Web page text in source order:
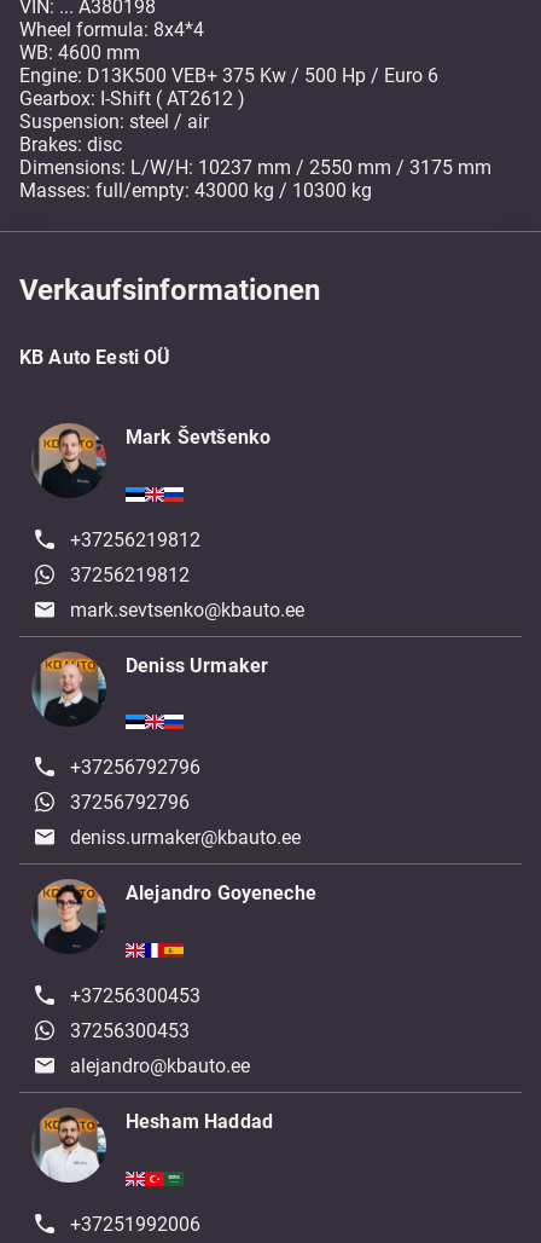
VIN: ... A380198
Wheel formula: 8x4*4
WB: 4600 mm
Engine: D13K500 VEB+ 375 Kw / 500 Hp / Euro 6
Gearbox: I-Shift ( AT2612 )
Suspension: steel / air
Brakes: disc
Dimensions: L/W/H: 10237 mm / 2550 mm / 3175 mm
Masses: full/empty: 43000 kg / 10300 kg
Verkaufsinformationen
KB Auto Eesti OÜ
Mark Ševtšenko
+37256219812
37256219812
mark.sevtsenko@kbauto.ee
Deniss Urmaker
+37256792796
37256792796
deniss.urmaker@kbauto.ee
Alejandro Goyeneche
+37256300453
37256300453
alejandro@kbauto.ee
Hesham Haddad
+37251992006